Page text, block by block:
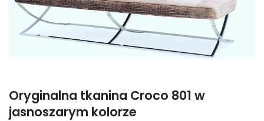
Oryginalna tkanina Croco 801 w
jasnoszarym kolorze